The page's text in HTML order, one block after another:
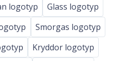
logotyp
Glass logotyp
Smorgas logotyp
Kryddor logotyp